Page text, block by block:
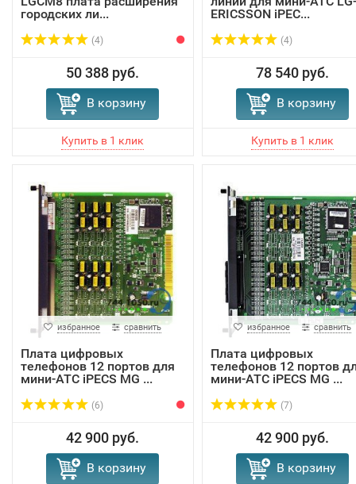
городских ли...
(4)
50 388 руб.
В корзину
ERICSSON iPEC...
(4)
78 540 руб.
В корзину
избранное сравнить
Плата цифровых
телефонов 12 портов для
мини-АТС iPECS MG ...
(6)
42 900 руб.
В корзину
избранное сравнить
Плата цифровых
телефонов 12 портов
мини-АТС iPECS MG ...
(7)
42 900 руб.
В корзину